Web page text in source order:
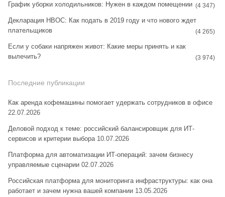
График уборки холодильников: Нужен в каждом помещении (4 347)
Декларация НВОС: Как подать в 2019 году и что нового ждет
плательщиков
(4 265)
Если у собаки напряжен живот: Какие меры принять и как
вылечить?
(3 974)
Последние публикации
Как аренда кофемашины помогает удержать сотрудников в офисе
22.07.2026
Деловой подход к теме: российский балансировщик для ИТ-
сервисов и критерии выбора 10.07.2026
Платформа для автоматизации ИТ-операций: зачем бизнесу
управляемые сценарии 02.07.2026
Российская платформа для мониторинга инфраструктуры: как она
работает и зачем нужна вашей компании 13.05.2026